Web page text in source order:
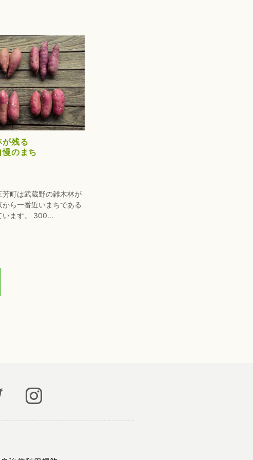
残る
のまち
町は武蔵野の雑木林が
ら一番近いまちである
います。 300...